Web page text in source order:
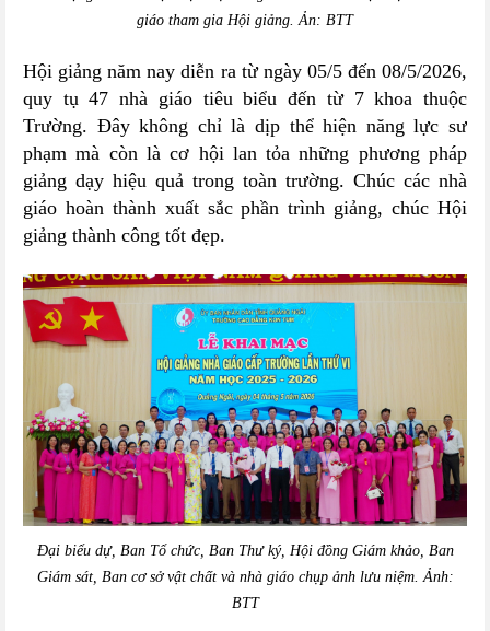
giáo tham gia Hội giảng. Ản: BTT
Hội giảng năm nay diễn ra từ ngày 05/5 đến 08/5/2026,
quy tụ 47 nhà giáo tiêu biểu đến từ 7 khoa thuộc
Trường. Đây không chỉ là dịp thể hiện năng lực sư
phạm mà còn là cơ hội lan tỏa những phương pháp
giảng dạy hiệu quả trong toàn trường. Chúc các nhà
giáo hoàn thành xuất sắc phần trình giảng, chúc Hội
giảng thành công tốt đẹp.
Đại biểu dự, Ban Tổ chức, Ban Thư ký, Hội đồng Giám khảo, Ban
Giám sát, Ban cơ sở vật chất và nhà giáo chụp ảnh lưu niệm. Ảnh:
BTT